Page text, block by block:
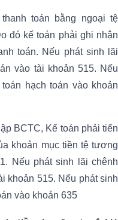
toán bằng ngoại tệ
đó kế toán phải ghi nhận
toán. Nếu phát sinh lãi
vào tài khoản 515. Nếu
hạch toán vào khoản
BCTC, Kế toán phải tiến
khoản mục tiền tệ tương
Nếu phát sinh lãi chênh
khoản 515. Nếu phát sinh
vào khoản 635